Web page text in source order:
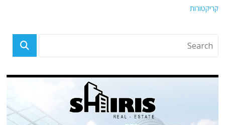
קריקטורות